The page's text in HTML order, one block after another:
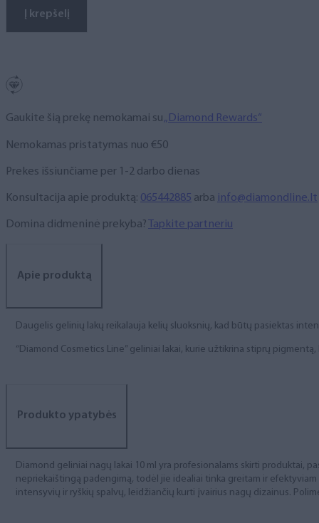
lakas,
Į krepšelį
Gaukite šią prekę nemokamai su„Diamond Rewards“
Nemokamas pristatymas nuo €50
Prekes išsiunčiame per 1-2 darbo dienas
Konsultacija apie produktą: 065442885 arba info@diamondline.lt
Domina didmeninė prekyba? Tapkite partneriu
Apie produktą
Daugelis gelinių lakų reikalauja kelių sluoksnių, kad būtų pasiektas
“Diamond Cosmetics Line” geliniai lakai, kurie užtikrina stiprų
Produkto ypatybės
Diamond geliniai nagų lakai 10 ml yra profesionalams skirti produktai,
nepriekaištingą padengimą, todėl jie idealiai tinka greitam ir
intensyvių ir ryškių spalvų, leidžiančių kurti įvairius nagų dizainus.